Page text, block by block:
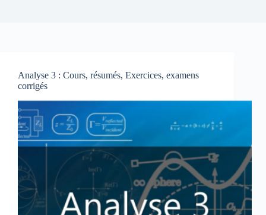
Analyse 3 : Cours, résumés, Exercices, examens
corrigés